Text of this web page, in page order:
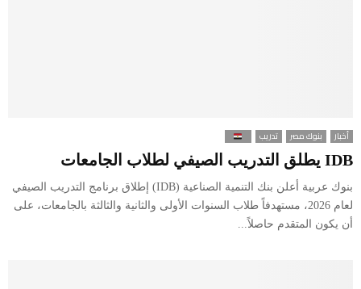
أخبار بنوك مصر تدريب
IDB يطلق التدريب الصيفي لطلاب الجامعات
بنوك عربية أعلن بنك التنمية الصناعية (IDB) إطلاق برنامج التدريب الصيفي
لعام 2026، مستهدفاً طلاب السنوات الأولى والثانية والثالثة بالجامعات، على
أن يكون المتقدم حاصلاً...